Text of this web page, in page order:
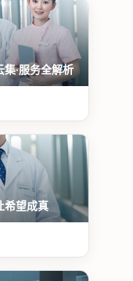
·服务全解析
希望成真